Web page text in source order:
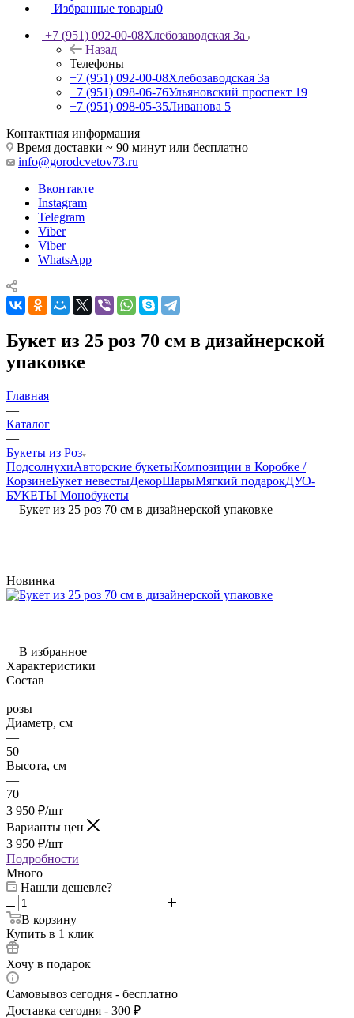
Избранные товары0
+7 (951) 092-00-08Хлебозаводская 3а
Назад
Телефоны
+7 (951) 092-00-08Хлебозаводская 3а
+7 (951) 098-06-76Ульяновский проспект 19
+7 (951) 098-05-35Ливанова 5
Контактная информация
Время доставки ~ 90 минут или бесплатно
info@gorodcvetov73.ru
Вконтакте
Instagram
Telegram
Viber
Viber
WhatsApp
Букет из 25 роз 70 см в дизайнерской
упаковке
Главная
—
Каталог
—
Букеты из Роз
ПодсолнухиАвторские букетыКомпозиции в Коробке /
КорзинеБукет невестыДекорШарыМягкий подарокДУО-
БУКЕТЫ Монобукеты
—Букет из 25 роз 70 см в дизайнерской упаковке
Новинка
В избранное
Характеристики
Состав
—
розы
Диаметр, см
—
50
Высота, см
—
70
3 950 ₽/шт
Варианты цен
3 950 ₽/шт
Подробности
Много
Нашли дешевле?
В корзину
Купить в 1 клик
Хочу в подарок
Самовывоз сегодня - бесплатно
Доставка сегодня - 300 ₽